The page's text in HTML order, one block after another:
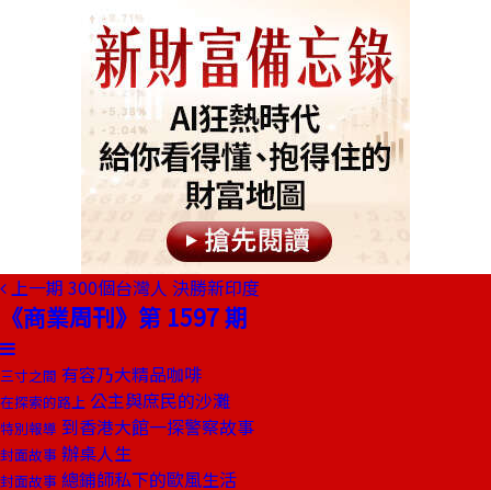
上一期 300個台灣人 決勝新印度
《商業周刊》第 1597 期
三寸之間 有容乃大精品咖啡
在探索的路上 公主與庶民的沙灘
特別報導 到香港大館一探警察故事
封面故事 辦桌人生
封面故事 總鋪師私下的歐風生活